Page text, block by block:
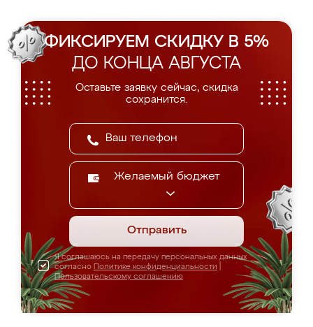
ФИКСИРУЕМ СКИДКУ В 5%
ДО КОНЦА АВГУСТА
Оставьте заявку сейчас, скидка
сохранится.
Желаемый бюджет
Отправить
Я соглашаюсь на передачу персональных данных
согласно Политике конфиденциальности
Пользовательскому соглашению